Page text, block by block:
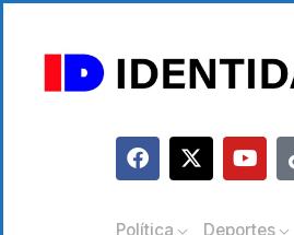
Política Deportes